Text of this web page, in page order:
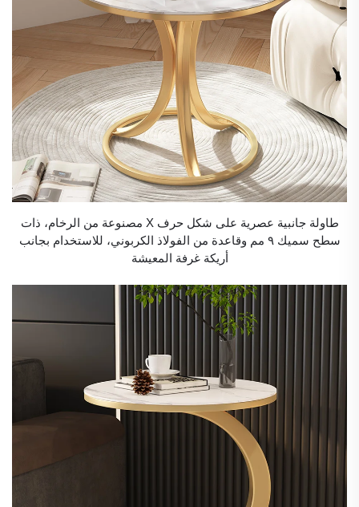
طاولة جانبية عصرية على شكل حرف X مصنوعة من الرخام، ذات
سطح سميك ٩ مم وقاعدة من الفولاذ الكربوني، للاستخدام بجانب
أريكة غرفة المعيشة